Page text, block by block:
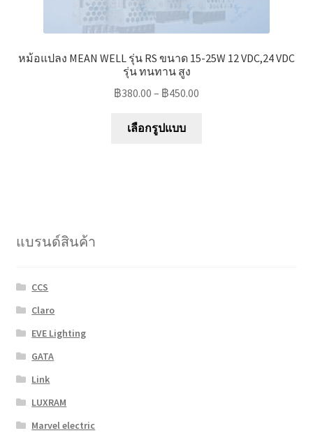
หม้อแปลง MEAN WELL รุ่น RS ขนาด 15-25W 12 VDC,24 VDC
รุ่น ทนทาน สูง
฿380.00 – ฿450.00
เลือกรูปแบบ
แบรนด์สินค้า
CCS
Claro
EVE Lighting
GATA
Link
LUXRAM
Marvel electric